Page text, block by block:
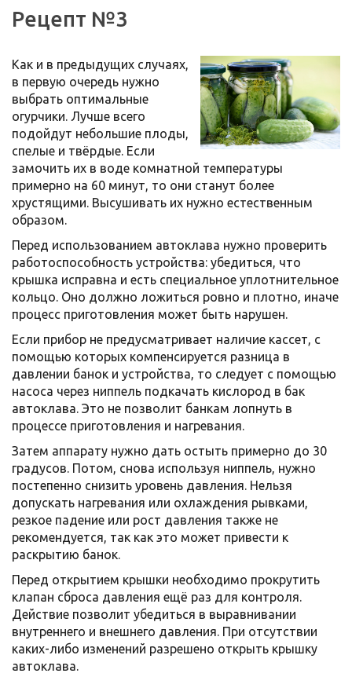
Рецепт №3
Как и в предыдущих случаях,
в первую очередь нужно
выбрать оптимальные
огурчики. Лучше всего
подойдут небольшие плоды,
спелые и твёрдые. Если
замочить их в воде комнатной температуры
примерно на 60 минут, то они станут более
хрустящими. Высушивать их нужно естественным
образом.
Перед использованием автоклава нужно проверить
работоспособность устройства: убедиться, что
крышка исправна и есть специальное уплотнительное
кольцо. Оно должно ложиться ровно и плотно, иначе
процесс приготовления может быть нарушен.
Если прибор не предусматривает наличие кассет, с
помощью которых компенсируется разница в
давлении банок и устройства, то следует с помощью
насоса через ниппель подкачать кислород в бак
автоклава. Это не позволит банкам лопнуть в
процессе приготовления и нагревания.
Затем аппарату нужно дать остыть примерно до 30
градусов. Потом, снова используя ниппель, нужно
постепенно снизить уровень давления. Нельзя
допускать нагревания или охлаждения рывками,
резкое падение или рост давления также не
рекомендуется, так как это может привести к
раскрытию банок.
Перед открытием крышки необходимо прокрутить
клапан сброса давления ещё раз для контроля.
Действие позволит убедиться в выравнивании
внутреннего и внешнего давления. При отсутствии
каких-либо изменений разрешено открыть крышку
автоклава.